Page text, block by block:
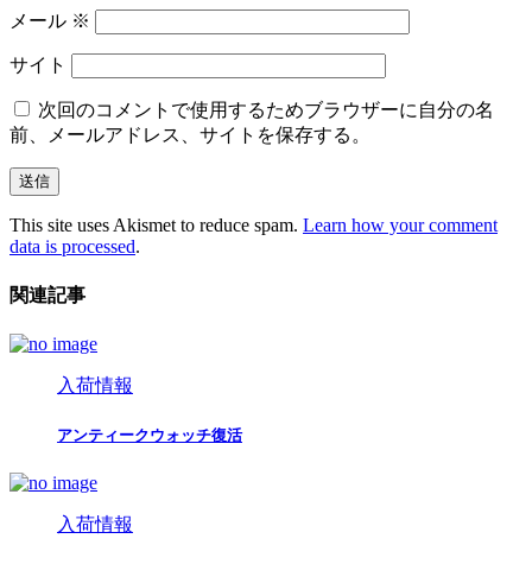
メール ※
サイト
次回のコメントで使用するためブラウザーに自分の名
前、メールアドレス、サイトを保存する。
This site uses Akismet to reduce spam. Learn how your comment
data is processed.
関連記事
入荷情報
アンティークウォッチ復活
入荷情報